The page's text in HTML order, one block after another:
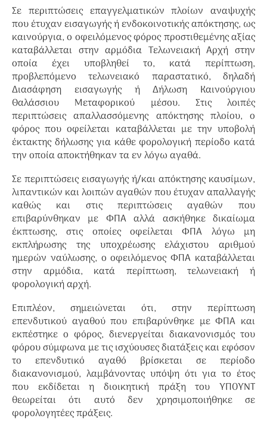
Σε περιπτώσεις επαγγελματικών πλοίων αναψυχής
που έτυχαν εισαγωγής ή ενδοκοινοτικής απόκτησης, ως
καινούργια, ο οφειλόμενος φόρος προστιθεμένης αξίας
καταβάλλεται στην αρμόδια Τελωνειακή Αρχή στην
οποία έχει υποβληθεί το, κατά περίπτωση,
προβλεπόμενο τελωνειακό παραστατικό, δηλαδή
Διασάφηση εισαγωγής ή Δήλωση Καινούργιου
Θαλάσσιου Μεταφορικού μέσου. Στις λοιπές
περιπτώσεις απαλλασσόμενης απόκτησης πλοίου, ο
φόρος που οφείλεται καταβάλλεται με την υποβολή
έκτακτης δήλωσης για κάθε φορολογική περίοδο κατά
την οποία αποκτήθηκαν τα εν λόγω αγαθά.
Σε περιπτώσεις εισαγωγής ή/και απόκτησης καυσίμων,
λιπαντικών και λοιπών αγαθών που έτυχαν απαλλαγής
καθώς και στις περιπτώσεις αγαθών που
επιβαρύνθηκαν με ΦΠΑ αλλά ασκήθηκε δικαίωμα
έκπτωσης, στις οποίες οφείλεται ΦΠΑ λόγω μη
εκπλήρωσης της υποχρέωσης ελάχιστου αριθμού
ημερών ναύλωσης, ο οφειλόμενος ΦΠΑ καταβάλλεται
στην αρμόδια, κατά περίπτωση, τελωνειακή ή
φορολογική αρχή.
Επιπλέον, σημειώνεται ότι, στην περίπτωση
επενδυτικού αγαθού που επιβαρύνθηκε με ΦΠΑ και
εκπέστηκε ο φόρος, διενεργείται διακανονισμός του
φόρου σύμφωνα με τις ισχύουσες διατάξεις και εφόσον
το επενδυτικό αγαθό βρίσκεται σε περίοδο
διακανονισμού, λαμβάνοντας υπόψη ότι για το έτος
που εκδίδεται η διοικητική πράξη του ΥΠΟΥΝΤ
θεωρείται ότι αυτό δεν χρησιμοποιήθηκε σε
φορολογητέες πράξεις.